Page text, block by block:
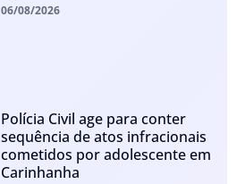
06/08/2026
Polícia Civil age para conter
sequência de atos infracionais
cometidos por adolescente em
Carinhanha